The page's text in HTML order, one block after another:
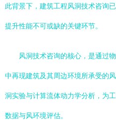
此背景下，建筑工程风洞技术咨询
提升性能不可或缺的关键环节。
风洞技术咨询的核心，是通过
中再现建筑及其周边环境所承受的
洞实验与计算流体动力学分析，为
数据与风环境评估。